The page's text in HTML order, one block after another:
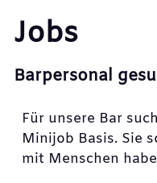
Jobs
Barpersonal
Für unsere Bar
Minijob Basis. Sie
mit Menschen